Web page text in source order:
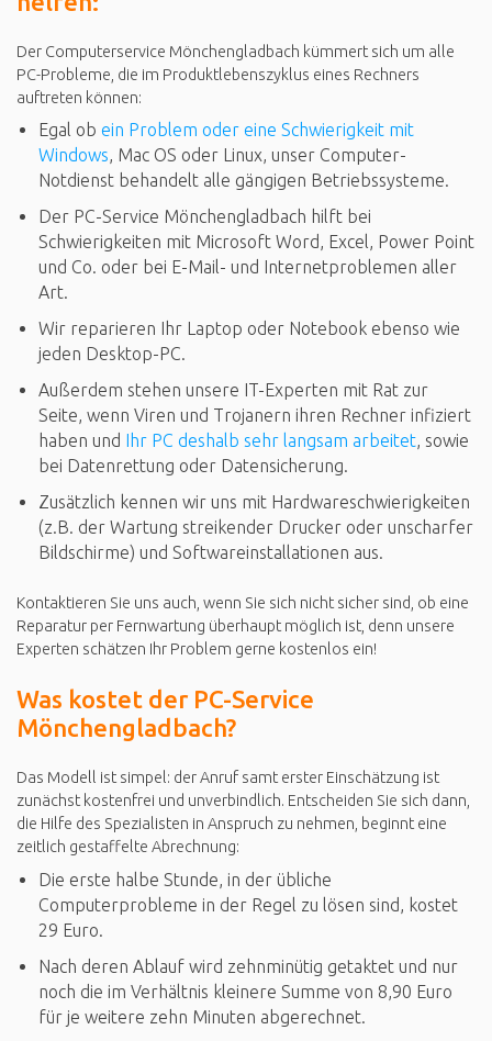
Der Computerservice Mönchengladbach kümmert sich um alle
PC-Probleme, die im Produktlebenszyklus eines Rechners
auftreten können:
Egal ob ein Problem oder eine Schwierigkeit mit
Windows, Mac OS oder Linux, unser Computer-
Notdienst behandelt alle gängigen Betriebssysteme.
Der PC-Service Mönchengladbach hilft bei
Schwierigkeiten mit Microsoft Word, Excel, Power Point
und Co. oder bei E-Mail- und Internetproblemen aller
Art.
Wir reparieren Ihr Laptop oder Notebook ebenso wie
jeden Desktop-PC.
Außerdem stehen unsere IT-Experten mit Rat zur
Seite, wenn Viren und Trojanern ihren Rechner infiziert
haben und Ihr PC deshalb sehr langsam arbeitet, sowie
bei Datenrettung oder Datensicherung.
Zusätzlich kennen wir uns mit Hardwareschwierigkeiten
(z.B. der Wartung streikender Drucker oder unscharfer
Bildschirme) und Softwareinstallationen aus.
Kontaktieren Sie uns auch, wenn Sie sich nicht sicher sind, ob eine
Reparatur per Fernwartung überhaupt möglich ist, denn unsere
Experten schätzen Ihr Problem gerne kostenlos ein!
Was kostet der PC-Service
Mönchengladbach?
Das Modell ist simpel: der Anruf samt erster Einschätzung ist
zunächst kostenfrei und unverbindlich. Entscheiden Sie sich dann,
die Hilfe des Spezialisten in Anspruch zu nehmen, beginnt eine
zeitlich gestaffelte Abrechnung:
Die erste halbe Stunde, in der übliche
Computerprobleme in der Regel zu lösen sind, kostet
29 Euro.
Nach deren Ablauf wird zehnminütig getaktet und nur
noch die im Verhältnis kleinere Summe von 8,90 Euro
für je weitere zehn Minuten abgerechnet.